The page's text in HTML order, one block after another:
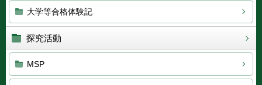
大学等合格体験記
探究活動
MSP